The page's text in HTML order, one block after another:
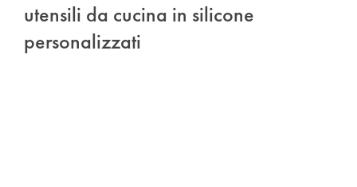
French Italiano
PORTUGUÊS
utensili da cucina in silicone
personalizzati